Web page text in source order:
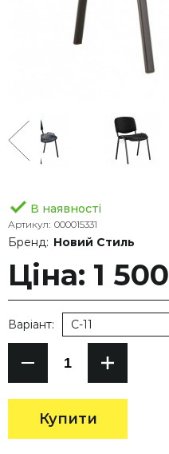
В наявності
Артикул: 000015331
Бренд: Новий Стиль
Ціна: 1 500
Купити
Варіант: C-11